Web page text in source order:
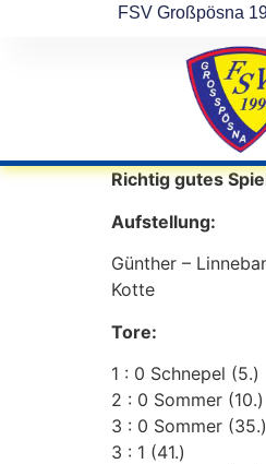
FSV Großpösna
Richtig gutes
Aufstellung:
Günther –
Kotte
Tore:
1 : 0 Schnepel (5.)
2 : 0 Sommer (10.)
3 : 0 Sommer (35.)
3 : 1 (41.)